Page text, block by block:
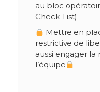
au bloc
Check-List)
Mettre en
restrictive de
aussi engager
l’équipe